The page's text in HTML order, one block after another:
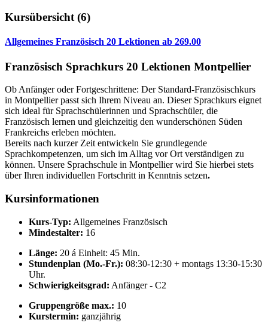
Kursübersicht(6)
Allgemeines Französisch 20 Lektionen ab 269.00
Französisch Sprachkurs 20 Lektionen Montpellier
Ob Anfänger oder Fortgeschrittene: Der Standard-Französischkurs
in Montpellier passt sich Ihrem Niveau an. Dieser Sprachkurs eignet
sich ideal für Sprachschülerinnen und Sprachschüler, die
Französisch lernen und gleichzeitig den wunderschönen Süden
Frankreichs erleben möchten.
Bereits nach kurzer Zeit entwickeln Sie grundlegende
Sprachkompetenzen, um sich im Alltag vor Ort verständigen zu
können. Unsere Sprachschule in Montpellier wird Sie hierbei stets
über Ihren individuellen Fortschritt in Kenntnis setzen.
Kursinformationen
Kurs-Typ: Allgemeines Französisch
Mindestalter: 16
Länge: 20 á Einheit: 45 Min.
Stundenplan (Mo.-Fr.): 08:30-12:30 + montags 13:30-15:30
Uhr.
Schwierigkeitsgrad: Anfänger - C2
Gruppengröße max.: 10
Kurstermin: ganzjährig